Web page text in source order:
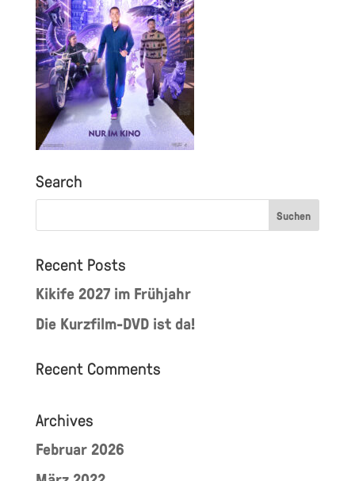
Search
Recent Posts
Kikife 2027 im Frühjahr
Die Kurzfilm-DVD ist da!
Recent Comments
Archives
Februar 2026